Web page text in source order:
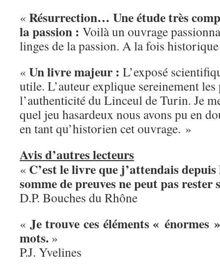
« Résurrection… Une étude très
la passion : Voilà un ouvrage
linges de la passion. A la fois
« Un livre majeur : L’exposé
utile. L’auteur explique sereinement les
l’authenticité du Linceul de Turin. Je
quel jeu hasardeux nous avons pu en
en tant qu’historien cet ouvrage. »
Avis d’autres lecteurs
« C’est le livre que j’attendais
somme de preuves ne peut pas rester
D.P. Bouches du Rhône
« Je trouve ces éléments « énormes
mots. »
P.J. Yvelines